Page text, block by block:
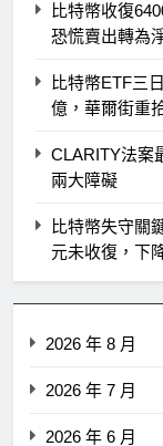
比特幣收復
恐慌賣出轉為
比特幣ETF三
億，華爾街重
CLARITY法案
兩大障礙
比特幣失守關
元未收復，下
2026 年 8 月
2026 年 7 月
2026 年 6 月